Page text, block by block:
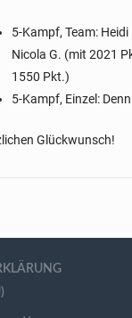
5-Kampf, Team:
Nicola G. (mit 2021
1550 Pkt.)
5-Kampf, Einzel:
Glückwunsch!